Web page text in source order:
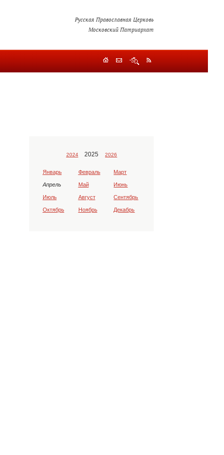
Русская Православная Церковь
Московский Патриархат
2024 2025 2026
Январь Февраль Март
Апрель Май Июнь
Июль Август Сентябрь
Октябрь Ноябрь Декабрь